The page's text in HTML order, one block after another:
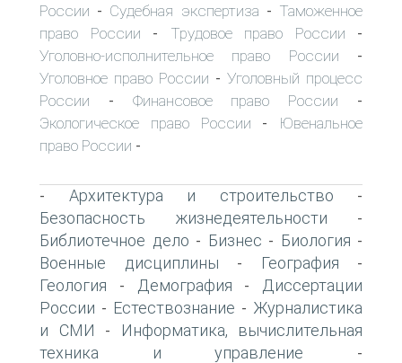
России - Судебная экспертиза - Таможенное
право России - Трудовое право России -
Уголовно-исполнительное право России -
Уголовное право России - Уголовный процесс
России - Финансовое право России -
Экологическое право России -
Ювенальное
право России -
- Архитектура и строительство -
Безопасность жизнедеятельности -
Библиотечное дело - Бизнес - Биология -
Военные дисциплины - География -
Геология - Демография -
Диссертации
России - Естествознание - Журналистика
и СМИ -
Информатика, вычислительная
техника и управление -